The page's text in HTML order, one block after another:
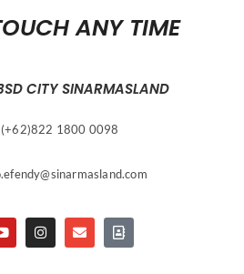
ANY TIME
CITY SINARMASLAND
(+62)822 1800 0098